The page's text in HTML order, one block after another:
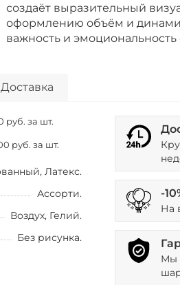
создаёт выразительный
оформлению объём и
важность и эмоциональность
Доставка
руб. за шт.
руб. за шт.
Латекс.
Ассорти.
Воздух, Гелий.
Без рисунка.
-
На
Мы